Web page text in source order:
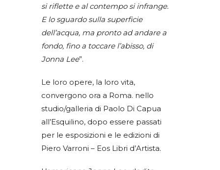
si riflette e al contempo si infrange.
E lo sguardo sulla superficie
dell’acqua, ma pronto ad andare a
fondo, fino a toccare l’abisso, di
Jonna Lee”.
Le loro opere, la loro vita,
convergono ora a Roma. nello
studio/galleria di Paolo Di Capua
all’Esquilino, dopo essere passati
per le esposizioni e le edizioni di
Piero Varroni – Eos Libri d’Artista.